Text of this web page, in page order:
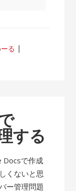
る
する
Docsで作成
くないと思
ー管理問題